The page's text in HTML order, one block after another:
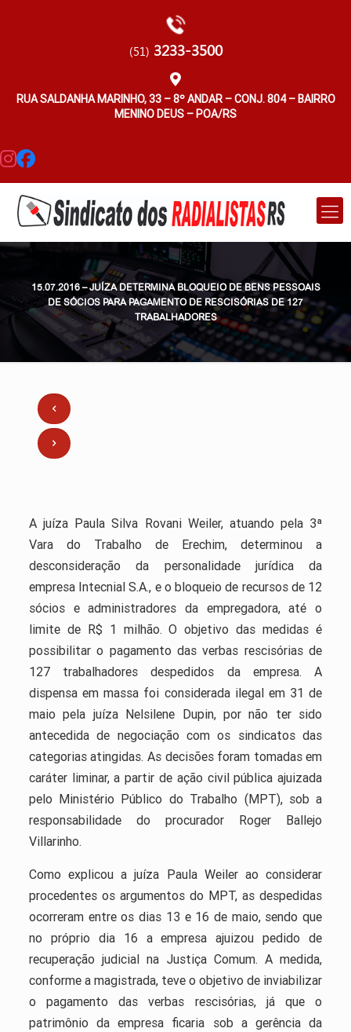
(51) 3233-3500
RUA SALDANHA MARINHO, 33 – 8º ANDAR – CONJ. 804 – BAIRRO
MENINO DEUS – POA/RS
15.07.2016 – JUÍZA DETERMINA BLOQUEIO DE BENS PESSOAIS
DE SÓCIOS PARA PAGAMENTO DE RESCISÓRIAS DE 127
TRABALHADORES
A juíza Paula Silva Rovani Weiler, atuando pela 3ª
Vara do Trabalho de Erechim, determinou a
desconsideração da personalidade jurídica da
empresa Intecnial S.A., e o bloqueio de recursos de 12
sócios e administradores da empregadora, até o
limite de R$ 1 milhão. O objetivo das medidas é
possibilitar o pagamento das verbas rescisórias de
127 trabalhadores despedidos da empresa. A
dispensa em massa foi considerada ilegal em 31 de
maio pela juíza Nelsilene Dupin, por não ter sido
antecedida de negociação com os sindicatos das
categorias atingidas. As decisões foram tomadas em
caráter liminar, a partir de ação civil pública ajuizada
pelo Ministério Público do Trabalho (MPT), sob a
responsabilidade do procurador Roger Ballejo
Villarinho.
Como explicou a juíza Paula Weiler ao considerar
procedentes os argumentos do MPT, as despedidas
ocorreram entre os dias 13 e 16 de maio, sendo que
no próprio dia 16 a empresa ajuizou pedido de
recuperação judicial na Justiça Comum. A medida,
conforme a magistrada, teve o objetivo de inviabilizar
o pagamento das verbas rescisórias, já que o
patrimônio da empresa ficaria sob a gerência da